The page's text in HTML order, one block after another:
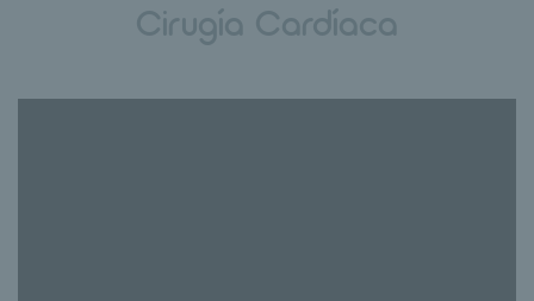
Cirugía Cardíaca